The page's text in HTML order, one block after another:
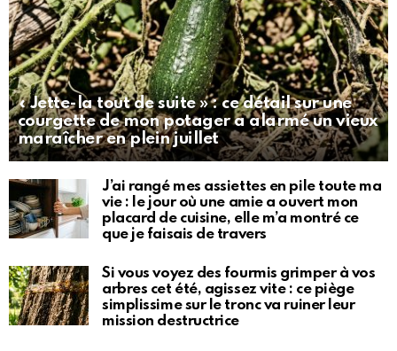
« Jette-la tout de suite » : ce détail sur une
courgette de mon potager a alarmé un vieux
maraîcher en plein juillet
J’ai rangé mes assiettes en pile toute ma
vie : le jour où une amie a ouvert mon
placard de cuisine, elle m’a montré ce
que je faisais de travers
Si vous voyez des fourmis grimper à vos
arbres cet été, agissez vite : ce piège
simplissime sur le tronc va ruiner leur
mission destructrice